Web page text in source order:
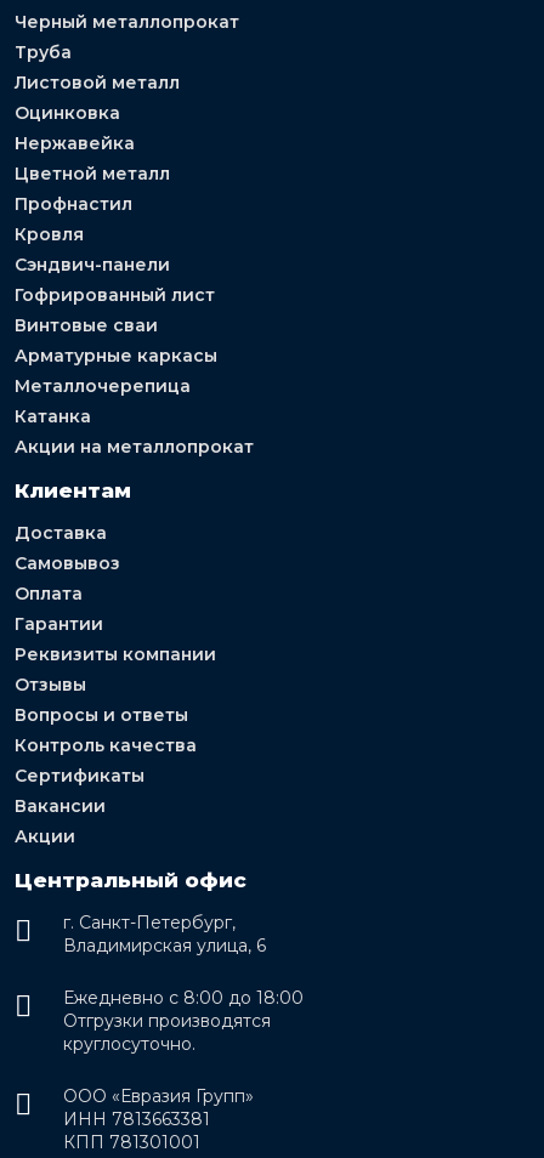
Черный металлопрокат
Труба
Листовой металл
Оцинковка
Нержавейка
Цветной металл
Профнастил
Кровля
Сэндвич-панели
Гофрированный лист
Винтовые сваи
Арматурные каркасы
Металлочерепица
Катанка
Акции на металлопрокат
Клиентам
Доставка
Самовывоз
Оплата
Гарантии
Реквизиты компании
Отзывы
Вопросы и ответы
Контроль качества
Сертификаты
Вакансии
Акции
Центральный офис
г. Санкт-Петербург,
Владимирская улица, 6
Ежедневно с 8:00 до 18:00
Отгрузки производятся
круглосуточно.
ООО «Евразия Групп»
ИНН 7813663381
КПП 781301001